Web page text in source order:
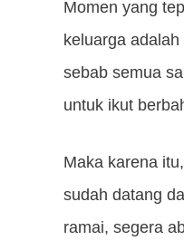
Momen yang
keluarga
sebab semua
untuk ikut
Maka karena
sudah datang
ramai, segera